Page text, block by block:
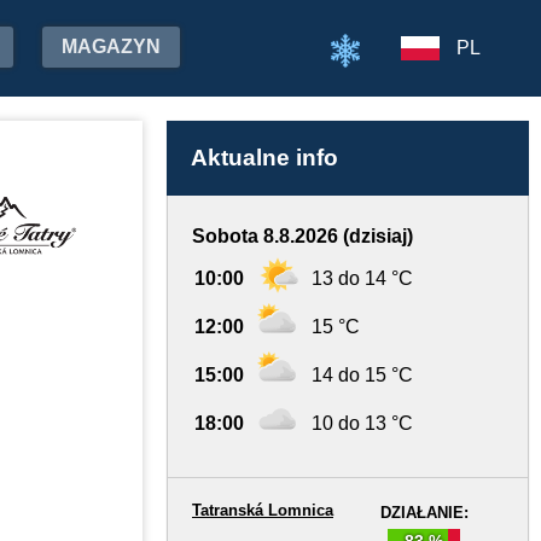
MAGAZYN PL
Aktualne info
Sobota 8.8.2026 (dzisiaj)
10:00 13 do 14 °C
12:00 15 °C
15:00 14 do 15 °C
18:00 10 do 13 °C
DZIAŁANIE:
Tatranská Lomnica